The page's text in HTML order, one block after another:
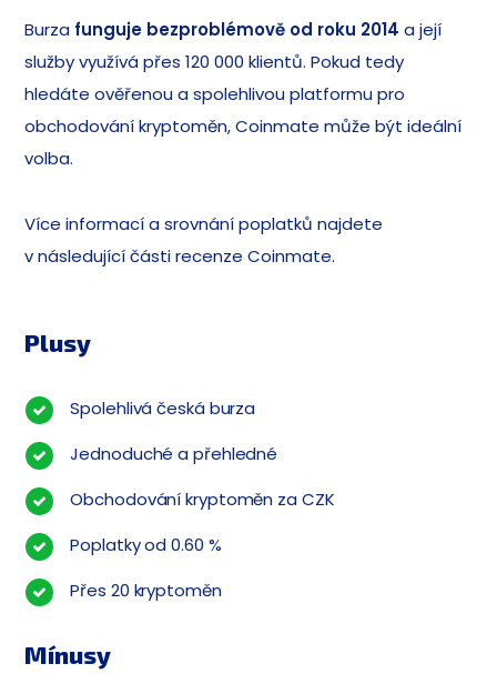
Burza funguje bezproblémově od roku 2014 a její
služby využívá přes 120 000 klientů. Pokud tedy
hledáte ověřenou a spolehlivou platformu pro
obchodování kryptoměn, Coinmate může být ideální
volba.
Více informací a srovnání poplatků najdete
v následující části recenze Coinmate.
Plusy
Spolehlivá česká burza
Jednoduché a přehledné
Obchodování kryptoměn za CZK
Poplatky od 0.60 %
Přes 20 kryptoměn
Mínusy